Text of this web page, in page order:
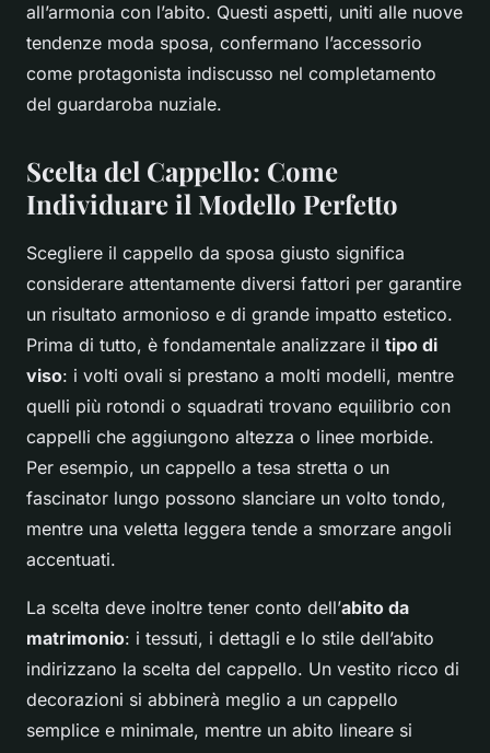
all’armonia con l’abito. Questi aspetti, uniti alle nuove
tendenze moda sposa, confermano l’accessorio
come protagonista indiscusso nel completamento
del guardaroba nuziale.
Scelta del Cappello: Come
Individuare il Modello Perfetto
Scegliere il cappello da sposa giusto significa
considerare attentamente diversi fattori per garantire
un risultato armonioso e di grande impatto estetico.
Prima di tutto, è fondamentale analizzare il tipo di
viso: i volti ovali si prestano a molti modelli, mentre
quelli più rotondi o squadrati trovano equilibrio con
cappelli che aggiungono altezza o linee morbide.
Per esempio, un cappello a tesa stretta o un
fascinator lungo possono slanciare un volto tondo,
mentre una veletta leggera tende a smorzare angoli
accentuati.
La scelta deve inoltre tener conto dell’abito da
matrimonio: i tessuti, i dettagli e lo stile dell’abito
indirizzano la scelta del cappello. Un vestito ricco di
decorazioni si abbinerà meglio a un cappello
semplice e minimale, mentre un abito lineare si